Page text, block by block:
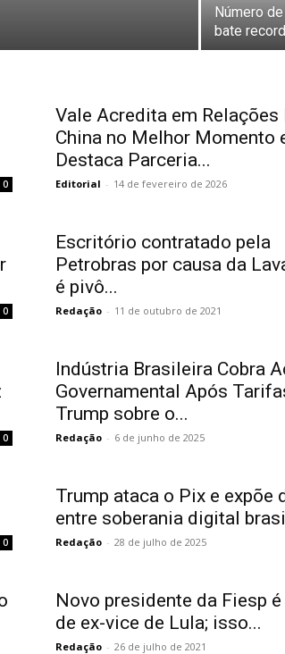
Número
bate
0
Vale Acredita em Relações
China no Melhor Momento
Destaca Parceria...
Editorial - 14 de fevereiro de 2026
0
Escritório contratado pela
Petrobras por causa da
é pivô...
Redação - 11 de outubro de 2021
0
Indústria Brasileira Cobra
Governamental Após
Trump sobre o...
Redação - 6 de junho de 2025
0
Trump ataca o Pix e expõe
entre soberania digital
Redação - 28 de julho de 2025
Novo presidente da Fiesp
de ex-vice de Lula; isso...
Redação - 26 de julho de 2021